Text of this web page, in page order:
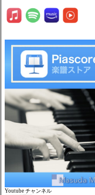
Youtube チャンネル